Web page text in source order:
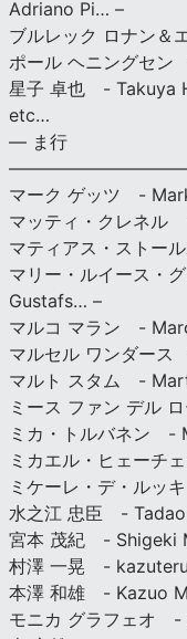
Adriano Pi… –
ブルレック ロナン
ポール ヘニングセ
星子 卓也 - Takuya
etc…
— ま行
マーク ゲッツ -
マッティ・クレネ
マティアス・ストー
マリー・ルイース・
Gustafs… –
マルコ マラン -
マルセル ワンダー
マルト スタム -
ミース ファン デル
ミカ・トルバネン -
ミカエル・ヒェー
ミケーレ・デ・ル
水之江 忠臣 -
宮本 茂紀 - Shigeki
村澤 一晃 -
本澤 和雄 - Kazuo
モニカ グラフェオ